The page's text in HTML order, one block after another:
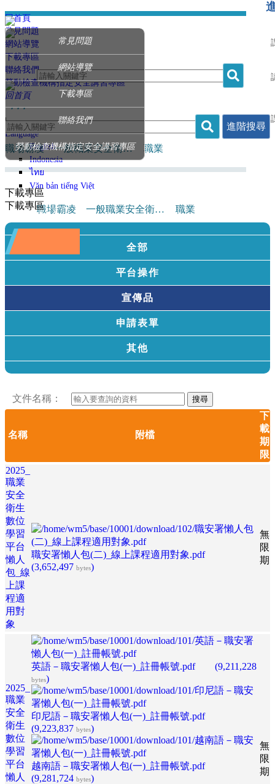
回首頁
常見問題
網站導覽
下載專區
聯絡我們
勞動檢查機構指定安全講習專區
回首頁
‧ ‧ ‧
常見問題
網站導覽
下載專區
聯絡我們
勞動檢查機構指定安全講習專區
|
Language
English
Indonesia
ไทย
Văn bản tiếng Việt
登入
職場霸凌 一般職業安全衛生教育訓練課程 職業
進階搜尋
職場霸凌 一般職業安全衛生教育訓練課程 職業
下載專區
下載專區
全部
平台操作
宣傳品
申請表單
其他
文件名稱： 搜尋
名稱 附檔
下
載
期
限
2025_
職業
安全
衛生
數位
學習
平台
懶人
包_線
上課
程適
用對
象
職安署懶人包(二)_線上課程適用對象.pdf
(3,652,497 bytes)
無
限
期
2025_
職業
安全
衛生
數位
學習
平台
懶人
英語－職安署懶人包(一)_註冊帳號.pdf (9,211,228
bytes)
印尼語－職安署懶人包(一)_註冊帳號.pdf
(9,223,837 bytes)
越南語－職安署懶人包(一)_註冊帳號.pdf
(9,281,724 bytes)
無
限
期